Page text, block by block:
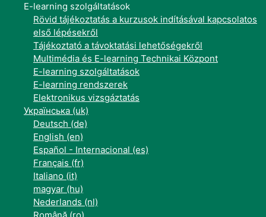
E-learning szolgáltatások
Rövid tájékoztatás a kurzusok indításával kapcsolatos
első lépésekről
Tájékoztató a távoktatási lehetőségekről
Multimédia és E-learning Technikai Központ
E-learning szolgáltatások
E-learning rendszerek
Elektronikus vizsgáztatás
Українська ‎(uk)‎
Deutsch ‎(de)‎
English ‎(en)‎
Español - Internacional ‎(es)‎
Français ‎(fr)‎
Italiano ‎(it)‎
magyar ‎(hu)‎
Nederlands ‎(nl)‎